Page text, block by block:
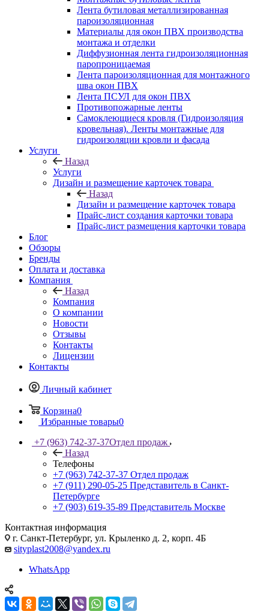
Лента бутиловая металлизированная
пароизоляционная
Материалы для окон ПВХ производства
монтажа и отделки
Диффузионная лента гидроизоляционная
паропроницаемая
Лента пароизоляционная для монтажного
шва окон ПВХ
Лента ПСУЛ для окон ПВХ
Противопожарные ленты
Самоклеющиеся кровля (Гидроизоляция
кровельная). Ленты монтажные для
гидроизоляции кровли и фасада
Услуги
Назад
Услуги
Дизайн и размещение карточек товара
Назад
Дизайн и размещение карточек товара
Прайс-лист создания карточки товара
Прайс-лист размещения карточки товара
Блог
Обзоры
Бренды
Оплата и доставка
Компания
Назад
Компания
О компании
Новости
Отзывы
Контакты
Лицензии
Контакты
Личный кабинет
Корзина0
Избранные товары0
+7 (963) 742-37-37Отдел продаж
Назад
Телефоны
+7 (963) 742-37-37 Отдел продаж
+7 (911) 290-05-25 Представитель в Санкт-
Петербурге
+7 (903) 619-35-89 Представитель Москве
Контактная информация
г. Санкт-Петербург, ул. Крыленко д. 2, корп. 4Б
sityplast2008@yandex.ru
WhatsApp